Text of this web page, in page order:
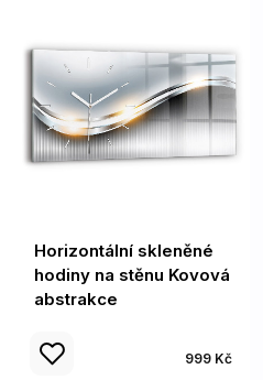
Horizontální skleněné
hodiny na stěnu Kovová
abstrakce
999 Kč